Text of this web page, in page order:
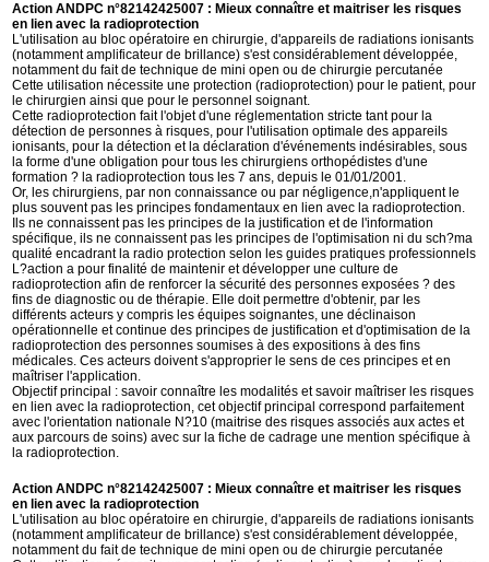
Action ANDPC n°82142425007 : Mieux connaître et maitriser les risques
en lien avec la radioprotection
L'utilisation au bloc opératoire en chirurgie, d'appareils de radiations ionisants
(notamment amplificateur de brillance) s'est considérablement développée,
notamment du fait de technique de mini open ou de chirurgie percutanée
Cette utilisation nécessite une protection (radioprotection) pour le patient, pour
le chirurgien ainsi que pour le personnel soignant.
Cette radioprotection fait l'objet d'une réglementation stricte tant pour la
détection de personnes à risques, pour l'utilisation optimale des appareils
ionisants, pour la détection et la déclaration d'événements indésirables, sous
la forme d'une obligation pour tous les chirurgiens orthopédistes d'une
formation ? la radioprotection tous les 7 ans, depuis le 01/01/2001.
Or, les chirurgiens, par non connaissance ou par négligence,n'appliquent le
plus souvent pas les principes fondamentaux en lien avec la radioprotection.
Ils ne connaissent pas les principes de la justification et de l'information
spécifique, ils ne connaissent pas les principes de l'optimisation ni du sch?ma
qualité encadrant la radio protection selon les guides pratiques professionnels
L?action a pour finalité de maintenir et développer une culture de
radioprotection afin de renforcer la sécurité des personnes exposées ? des
fins de diagnostic ou de thérapie. Elle doit permettre d'obtenir, par les
différents acteurs y compris les équipes soignantes, une déclinaison
opérationnelle et continue des principes de justification et d'optimisation de la
radioprotection des personnes soumises à des expositions à des fins
médicales. Ces acteurs doivent s'approprier le sens de ces principes et en
maîtriser l'application.
Objectif principal : savoir connaître les modalités et savoir maîtriser les risques
en lien avec la radioprotection, cet objectif principal correspond parfaitement
avec l'orientation nationale N?10 (maitrise des risques associés aux actes et
aux parcours de soins) avec sur la fiche de cadrage une mention spécifique à
la radioprotection.
Action ANDPC n°82142425007 : Mieux connaître et maitriser les risques
en lien avec la radioprotection
L'utilisation au bloc opératoire en chirurgie, d'appareils de radiations ionisants
(notamment amplificateur de brillance) s'est considérablement développée,
notamment du fait de technique de mini open ou de chirurgie percutanée